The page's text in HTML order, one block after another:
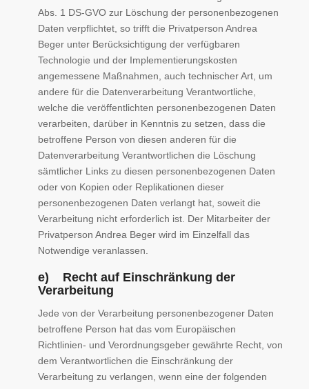
Abs. 1 DS-GVO zur Löschung der personenbezogenen
Daten verpflichtet, so trifft die Privatperson Andrea
Beger unter Berücksichtigung der verfügbaren
Technologie und der Implementierungskosten
angemessene Maßnahmen, auch technischer Art, um
andere für die Datenverarbeitung Verantwortliche,
welche die veröffentlichten personenbezogenen Daten
verarbeiten, darüber in Kenntnis zu setzen, dass die
betroffene Person von diesen anderen für die
Datenverarbeitung Verantwortlichen die Löschung
sämtlicher Links zu diesen personenbezogenen Daten
oder von Kopien oder Replikationen dieser
personenbezogenen Daten verlangt hat, soweit die
Verarbeitung nicht erforderlich ist. Der Mitarbeiter der
Privatperson Andrea Beger wird im Einzelfall das
Notwendige veranlassen.
e) Recht auf Einschränkung der
Verarbeitung
Jede von der Verarbeitung personenbezogener Daten
betroffene Person hat das vom Europäischen
Richtlinien- und Verordnungsgeber gewährte Recht, von
dem Verantwortlichen die Einschränkung der
Verarbeitung zu verlangen, wenn eine der folgenden